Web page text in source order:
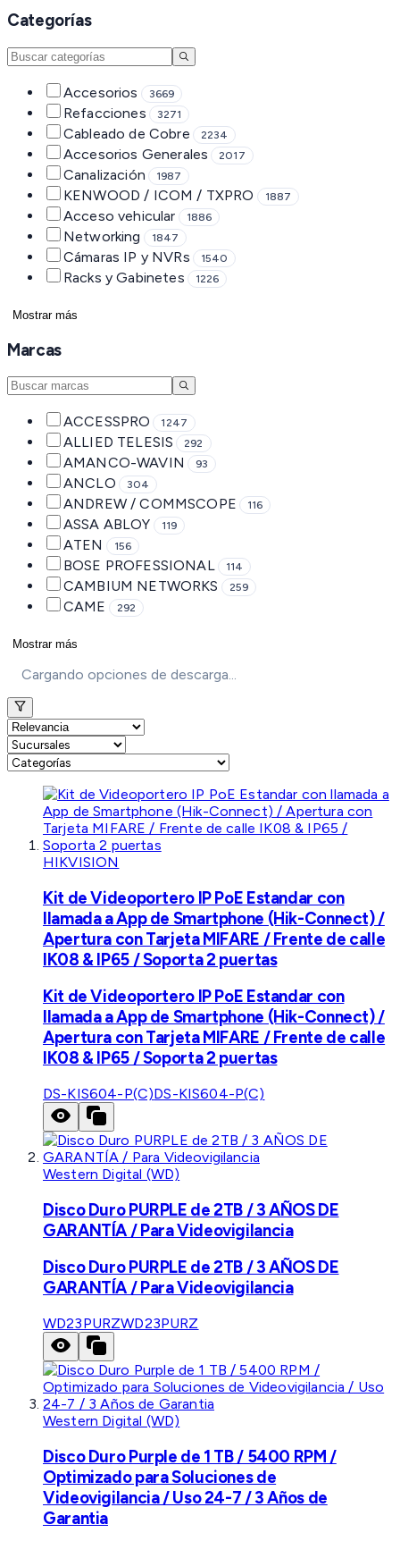
Categorías
Accesorios 3669
Refacciones 3271
Cableado de Cobre 2234
Accesorios Generales 2017
Canalización 1987
KENWOOD / ICOM / TXPRO 1887
Acceso vehicular 1886
Networking 1847
Cámaras IP y NVRs 1540
Racks y Gabinetes 1226
Mostrar más
Marcas
ACCESSPRO 1247
ALLIED TELESIS 292
AMANCO-WAVIN 93
ANCLO 304
ANDREW / COMMSCOPE 116
ASSA ABLOY 119
ATEN 156
BOSE PROFESSIONAL 114
CAMBIUM NETWORKS 259
CAME 292
Mostrar más
Cargando opciones de descarga...
HIKVISION
Kit de Videoportero IP PoE Estandar con
llamada a App de Smartphone (Hik-Connect) /
Apertura con Tarjeta MIFARE / Frente de calle
IK08 & IP65 / Soporta 2 puertas
Kit de Videoportero IP PoE Estandar con
llamada a App de Smartphone (Hik-Connect) /
Apertura con Tarjeta MIFARE / Frente de calle
IK08 & IP65 / Soporta 2 puertas
DS-KIS604-P(C)DS-KIS604-P(C)
Western Digital (WD)
Disco Duro PURPLE de 2TB / 3 AÑOS DE
GARANTÍA / Para Videovigilancia
Disco Duro PURPLE de 2TB / 3 AÑOS DE
GARANTÍA / Para Videovigilancia
WD23PURZWD23PURZ
Western Digital (WD)
Disco Duro Purple de 1 TB / 5400 RPM /
Optimizado para Soluciones de
Videovigilancia / Uso 24-7 / 3 Años de
Garantia